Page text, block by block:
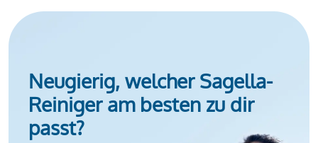
Neugierig, welcher Sagella-
Reiniger am besten zu dir
passt?